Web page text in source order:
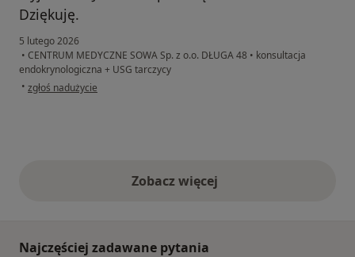
Dziękuję.
5 lutego 2026
• CENTRUM MEDYCZNE SOWA Sp. z o.o. DŁUGA 48 • konsultacja
endokrynologiczna + USG tarczycy
• w opinii użytkownika DŚ
zgłoś nadużycie
Zobacz więcejopinie powyżej
Najczęściej zadawane pytania